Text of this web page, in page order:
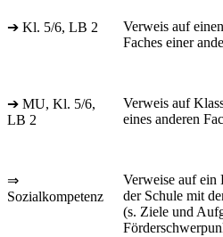
➔ Kl. 5/6, LB 2
Verweis auf
Faches einer
➔ MU, Kl. 5/6,
LB 2
Verweis auf
eines anderen
⇒
Sozialkompetenz
Verweise auf ein
der Schule mit
(s. Ziele und